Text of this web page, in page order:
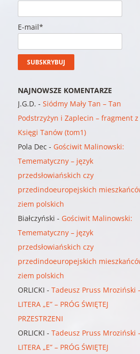
E-mail*
NAJNOWSZE KOMENTARZE
J.G.D. -Siódmy Mały Tan – Tan
Podstrzyżyn i Zaplecin – fragment z
Księgi Tanów (tom1)
Pola Dec - Gościwit Malinowski:
Temematyczny – język
przedsłowiańskich czy
przedindoeuropejskich
ziem polskich
Białczyński - Gościwit Malinowski:
Temematyczny – język
przedsłowiańskich czy
przedindoeuropejskich
ziem polskich
ORLICKI -Tadeusz Pruss Mroziński
LITERA „E” – PRÓG ŚWIĘTEJ
PRZESTRZENI
ORLICKI -Tadeusz Pruss Mroziński
LITERA „E” – PRÓG ŚWIĘTEJ